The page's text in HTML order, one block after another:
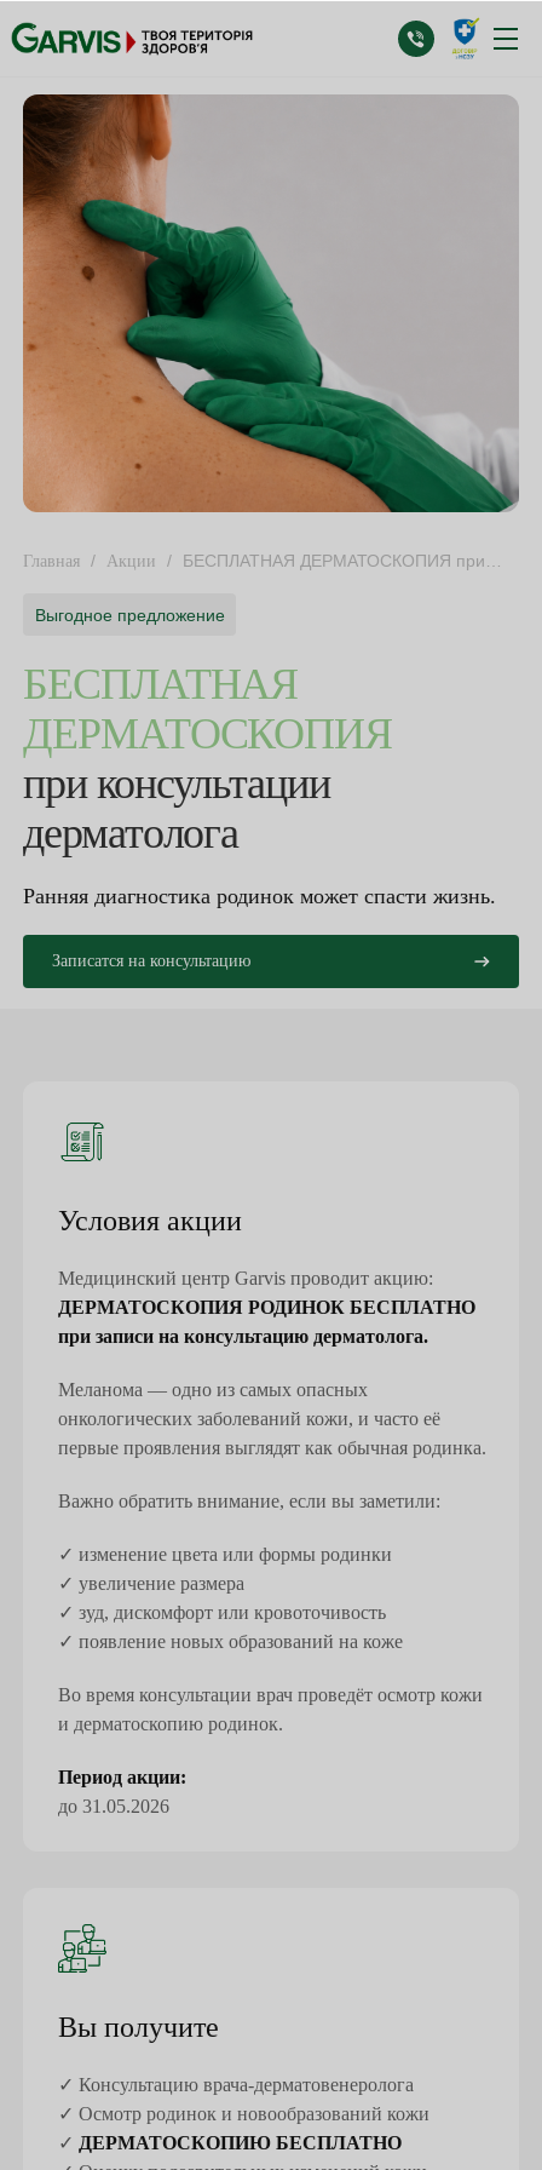
Главная / Акции /
БЕСПЛАТНАЯ ДЕРМАТОСКОПИЯ при
Выгодное предложение
БЕСПЛАТНАЯ
ДЕРМАТОСКОПИЯ
при консультации
дерматолога
Ранняя диагностика родинок может спасти жизнь.
Записатся на консультацию
Условия акции
Медицинский центр Garvis проводит акцию:
ДЕРМАТОСКОПИЯ РОДИНОК БЕСПЛАТНО
при записи на консультацию дерматолога.
Меланома — одно из самых опасных
онкологических заболеваний кожи, и часто её
первые проявления выглядят как обычная родинка.
Важно обратить внимание, если вы заметили:
✓ изменение цвета или формы родинки
✓ увеличение размера
✓ зуд, дискомфорт или кровоточивость
✓ появление новых образований на коже
Во время консультации врач проведёт осмотр кожи
и дерматоскопию родинок.
Период акции:
до 31.05.2026
Вы получите
✓ Консультацию врача-дерматовенеролога
✓ Осмотр родинок и новообразований кожи
✓ ДЕРМАТОСКОПИЮ БЕСПЛАТНО